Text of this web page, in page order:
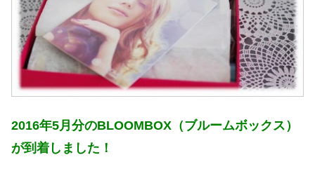
2016年5月分のBLOOMBOX（ブルームボックス）
が到着しました！